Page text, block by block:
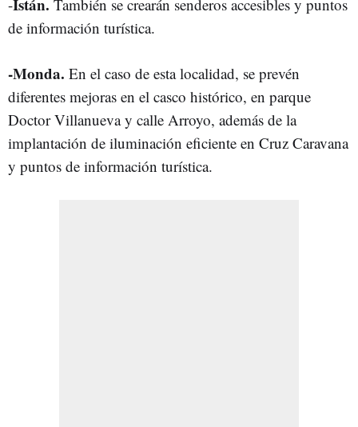
-Istán. También se crearán senderos accesibles y puntos
de información turística.
-Monda. En el caso de esta localidad, se prevén
diferentes mejoras en el casco histórico, en parque
Doctor Villanueva y calle Arroyo, además de la
implantación de iluminación eficiente en Cruz Caravana
y puntos de información turística.